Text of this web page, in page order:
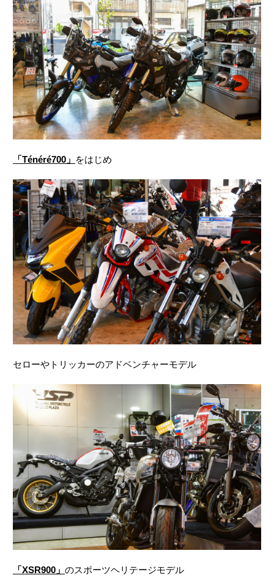
「Ténéré700」 をはじめ
セローやトリッカーのアドベンチャーモデル
「XSR900」 のスポーツヘリテージモデル